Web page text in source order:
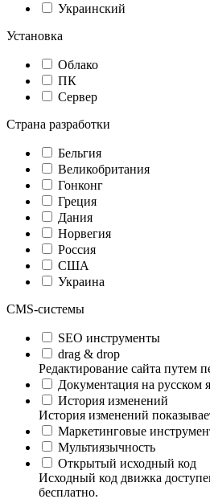
Украинский
Установка
Облако
ПК
Сервер
Страна разработки
Бельгия
Великобритания
Гонконг
Греция
Дания
Норвегия
Россия
США
Украина
CMS-системы
SEO инструменты
drag & drop
Редактирование сайта путем
Документация на русском
История изменений
История изменений
Маркетинговые
Мультиязычность
Открытый исходный код
Исходный код движка
бесплатно.